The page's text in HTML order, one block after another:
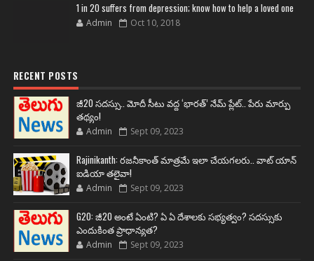
1 in 20 suffers from depression; know how to help a loved one
Admin Oct 10, 2018
RECENT POSTS
జీ20 సదస్సు.. మోదీ సీటు వద్ద ‘భారత్’ నేమ్ ప్లేట్‌.. పేరు మార్పు
తథ్యం!
Admin Sept 09, 2023
Rajinikanth: రజనీకాంత్ మాత్రమే ఇలా చేయగలరు.. వాట్ యాన్
ఐడియా తలైవా!
Admin Sept 09, 2023
G20: జీ20 అంటే ఏంటి? ఏ ఏ దేశాలకు సభ్యత్వం? సదస్సుకు
ఎందుకింత ప్రాధాన్యత?
Admin Sept 09, 2023